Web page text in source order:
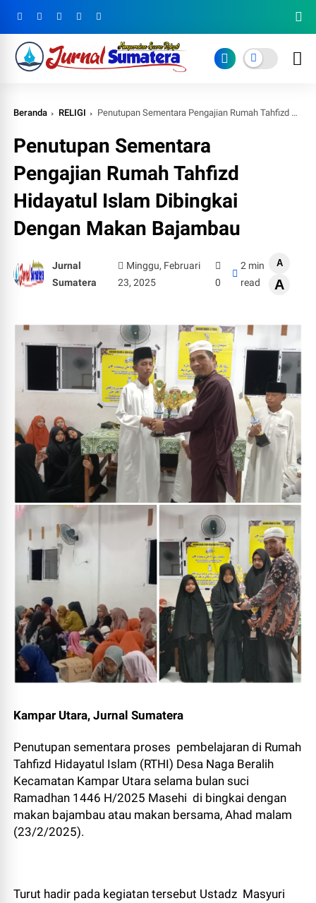
Beranda RELIGI Penutupan Sementara Pengajian Rumah Tahfizd Hidayatul Islam Dibingkai Dengan Makan Bajambau
Penutupan Sementara
Pengajian Rumah Tahfizd
Hidayatul Islam Dibingkai
Dengan Makan Bajambau
Jurnal
Sumatera
Minggu, Februari
23, 2025
0
2 min
read
A
A
Kampar Utara, Jurnal Sumatera
Penutupan sementara proses pembelajaran di Rumah
Tahfizd Hidayatul Islam (RTHI) Desa Naga Beralih
Kecamatan Kampar Utara selama bulan suci
Ramadhan 1446 H/2025 Masehi di bingkai dengan
makan bajambau atau makan bersama, Ahad malam
(23/2/2025).
Turut hadir pada kegiatan tersebut Ustadz Masyuri